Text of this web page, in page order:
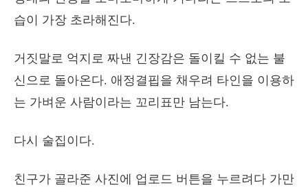
습이 가장 초라해진다.
거짓말로 억지로 짜낸 긴장감은 돌이킬 수 없는 불
신으로 돌아온다. 애정결핍을 채우려 타인을 이용하
는 가벼운 사람이라는 꼬리표만 남는다.
다시 술집이다.
친구가 골라준 사진에 업로드 버튼을 누르려다 가만